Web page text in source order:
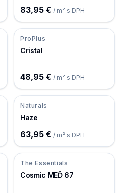
83,95 € / m² s DPH
ProPlus
Cristal
48,95 € / m² s DPH
Naturals
Haze
63,95 € / m² s DPH
The Essentials
Cosmic MEĎ 67